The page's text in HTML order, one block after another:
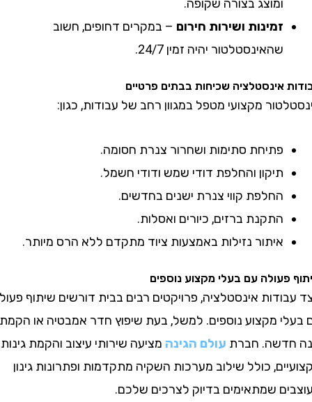
ומוצג בצורה שקופה.
זמינות ושירות חירום– במקרים דחופים, חשוב
שהאינסטלטור יהיה זמין 24/7.
אינסטלציה שכיחות בבתים פרטיים
מקצועי מטפל במגוון רחב של עבודות, כגון:
פתיחת סתימות ושחרור צנרת חסומה.
תיקון והחלפת דודי שמש ודודי חשמל.
החלפת קווי צנרת ישנים בחדשים.
התקנת ברזים, כיורים ואסלות.
איתור נזילות באמצעות ציוד מתקדם ללא הרס מיותר.
עם בעלי מקצוע נוספים
אינסטלציה, פרויקטים רבים בבית דורשים שיתוף פעולה
מקצוע נוספים. למשל, בעת שיפוץ חדר אמבטיה או הקמת
חברתעולם הגינהמציעה שירותי עיצוב והקמת גינות
כולל שילוב מערכות השקיה מתקדמות ופתרונות גינון
שמתאימים בדיוק לצרכים שלכם.